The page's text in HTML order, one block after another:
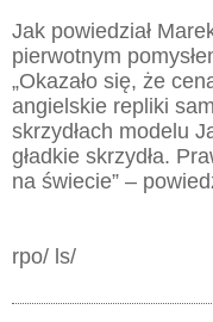
Jak powiedział
pierwotnym
„Okazało się, że
angielskie repliki
skrzydłach modelu
gładkie skrzydła.
na świecie” –
rpo/ ls/